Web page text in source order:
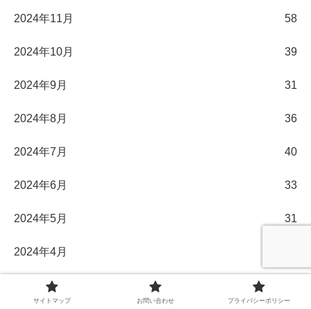
2024年11月 58
2024年10月 39
2024年9月 31
2024年8月 36
2024年7月 40
2024年6月 33
2024年5月 31
2024年4月
2024年3月
サイトマップ お問い合わせ プライバシーポリシー